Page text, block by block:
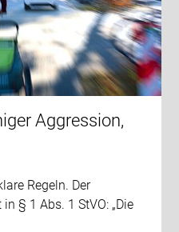
Aggression,
Regeln. Der
§ 1 Abs. 1 StVO: „Die